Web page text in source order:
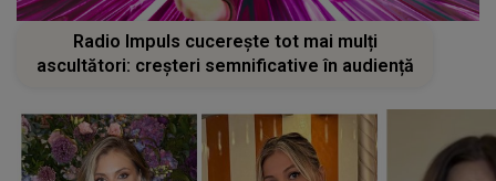
Radio Impuls cucerește tot mai mulți
ascultători: creșteri semnificative în audiență